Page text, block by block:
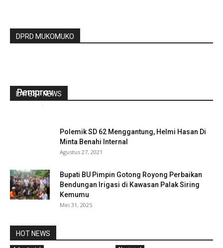
DPRD MUKOMUKO
LATEST NEWS
Pemprov
-
Polemik SD 62 Menggantung, Helmi Hasan Di
Minta Benahi Internal
Agustus 27, 2021
Bupati BU Pimpin Gotong Royong Perbaikan
Bendungan Irigasi di Kawasan Palak Siring
Kemumu
Mei 31, 2025
HOT NEWS